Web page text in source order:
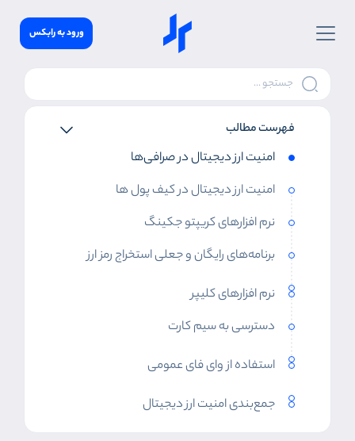
ورود به رابکس
فهرست مطالب
امنیت ارز دیجیتال در صرافی‌ها
امنیت ارز دیجیتال در کیف پول ها
نرم افزارهای کریپتو جکینگ
برنامه‌های رایگان و جعلی استخراج رمز ارز
نرم افزارهای کلیپر
دسترسی به سیم کارت
استفاده از وای فای عمومی
جمع‌بندی امنیت ارز دیجیتال